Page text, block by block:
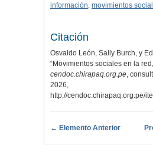
información, movimientos
Citación
Osvaldo León, Sally Burch, y
“Movimientos sociales en la
cendoc.chirapaq.org.pe,
2026,
http://cendoc.chirapaq.org.pe/
← Elemento Anterior